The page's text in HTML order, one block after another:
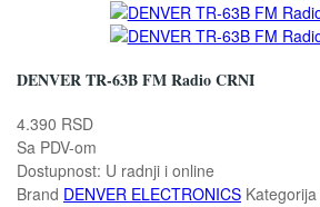
DENVER TR-63B FM Radio CRNI
4.390 RSD
Sa PDV-om
Dostupnost: U radnji i online
Brand DENVER ELECTRONICS Kategorija